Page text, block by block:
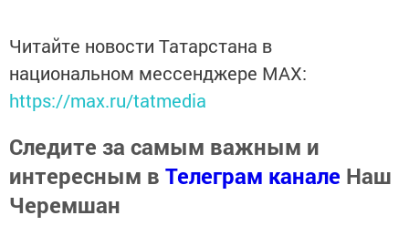
Читайте новости Татарстана в
национальном мессенджере MАХ:
https://max.ru/tatmedia
Следите за самым важным и
интересным в Телеграм канале Наш
Черемшан